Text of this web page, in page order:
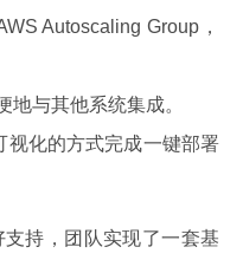
Autoscaling Group，
与其他系统集成。
视化的方式完成一键部署
持，团队实现了一套基